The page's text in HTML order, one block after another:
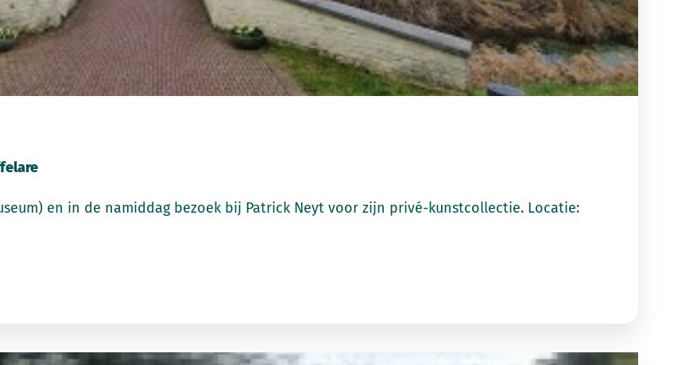
en in de namiddag bezoek bij Patrick Neyt voor zijn privé-kunstcollectie. Locatie: